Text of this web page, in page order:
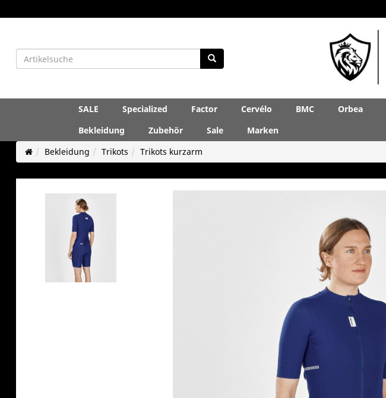
SALE Specialized Factor Cervélo BMC Orbea
Bekleidung
Zubehör Sale
Marken
Bekleidung
Trikots Trikots kurzarm